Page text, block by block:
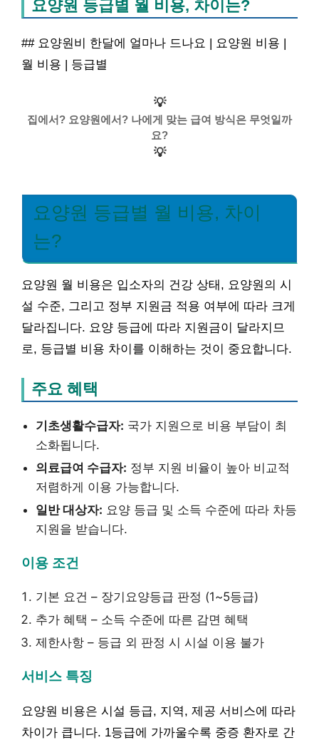
요양원 등급별 월 비용, 차이는?
## 요양원비 한달에 얼마나 드나요 | 요양원 비용 |
월 비용 | 등급별
💡
집에서? 요양원에서? 나에게 맞는 급여 방식은 무엇일까
요?
💡
요양원 등급별 월 비용, 차이
는?
요양원 월 비용은 입소자의 건강 상태, 요양원의 시
설 수준, 그리고 정부 지원금 적용 여부에 따라 크게
달라집니다. 요양 등급에 따라 지원금이 달라지므
로, 등급별 비용 차이를 이해하는 것이 중요합니다.
주요 혜택
기초생활수급자: 국가 지원으로 비용 부담이 최
소화됩니다.
의료급여 수급자: 정부 지원 비율이 높아 비교적
저렴하게 이용 가능합니다.
일반 대상자: 요양 등급 및 소득 수준에 따라 차등
지원을 받습니다.
이용 조건
기본 요건 – 장기요양등급 판정 (1~5등급)
추가 혜택 – 소득 수준에 따른 감면 혜택
제한사항 – 등급 외 판정 시 시설 이용 불가
서비스 특징
요양원 비용은 시설 등급, 지역, 제공 서비스에 따라
차이가 큽니다. 1등급에 가까울수록 중증 환자로 간